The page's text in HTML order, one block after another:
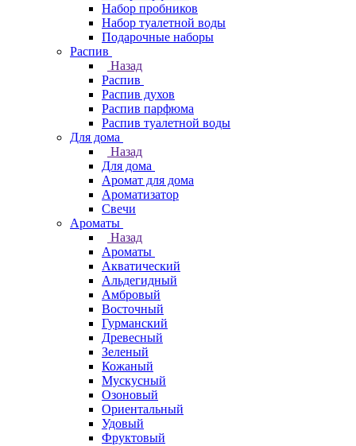
Набор пробников
Набор туалетной воды
Подарочные наборы
Распив
Назад
Распив
Распив духов
Распив парфюма
Распив туалетной воды
Для дома
Назад
Для дома
Аромат для дома
Ароматизатор
Свечи
Ароматы
Назад
Ароматы
Акватический
Альдегидный
Амбровый
Восточный
Гурманский
Древесный
Зеленый
Кожаный
Мускусный
Озоновый
Ориентальный
Удовый
Фруктовый